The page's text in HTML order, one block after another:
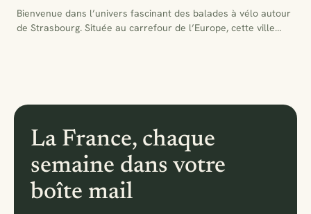
Bienvenue dans l’univers fascinant des balades à vélo autour
de Strasbourg. Située au carrefour de l’Europe, cette ville…
La France, chaque
semaine dans votre
boîte mail